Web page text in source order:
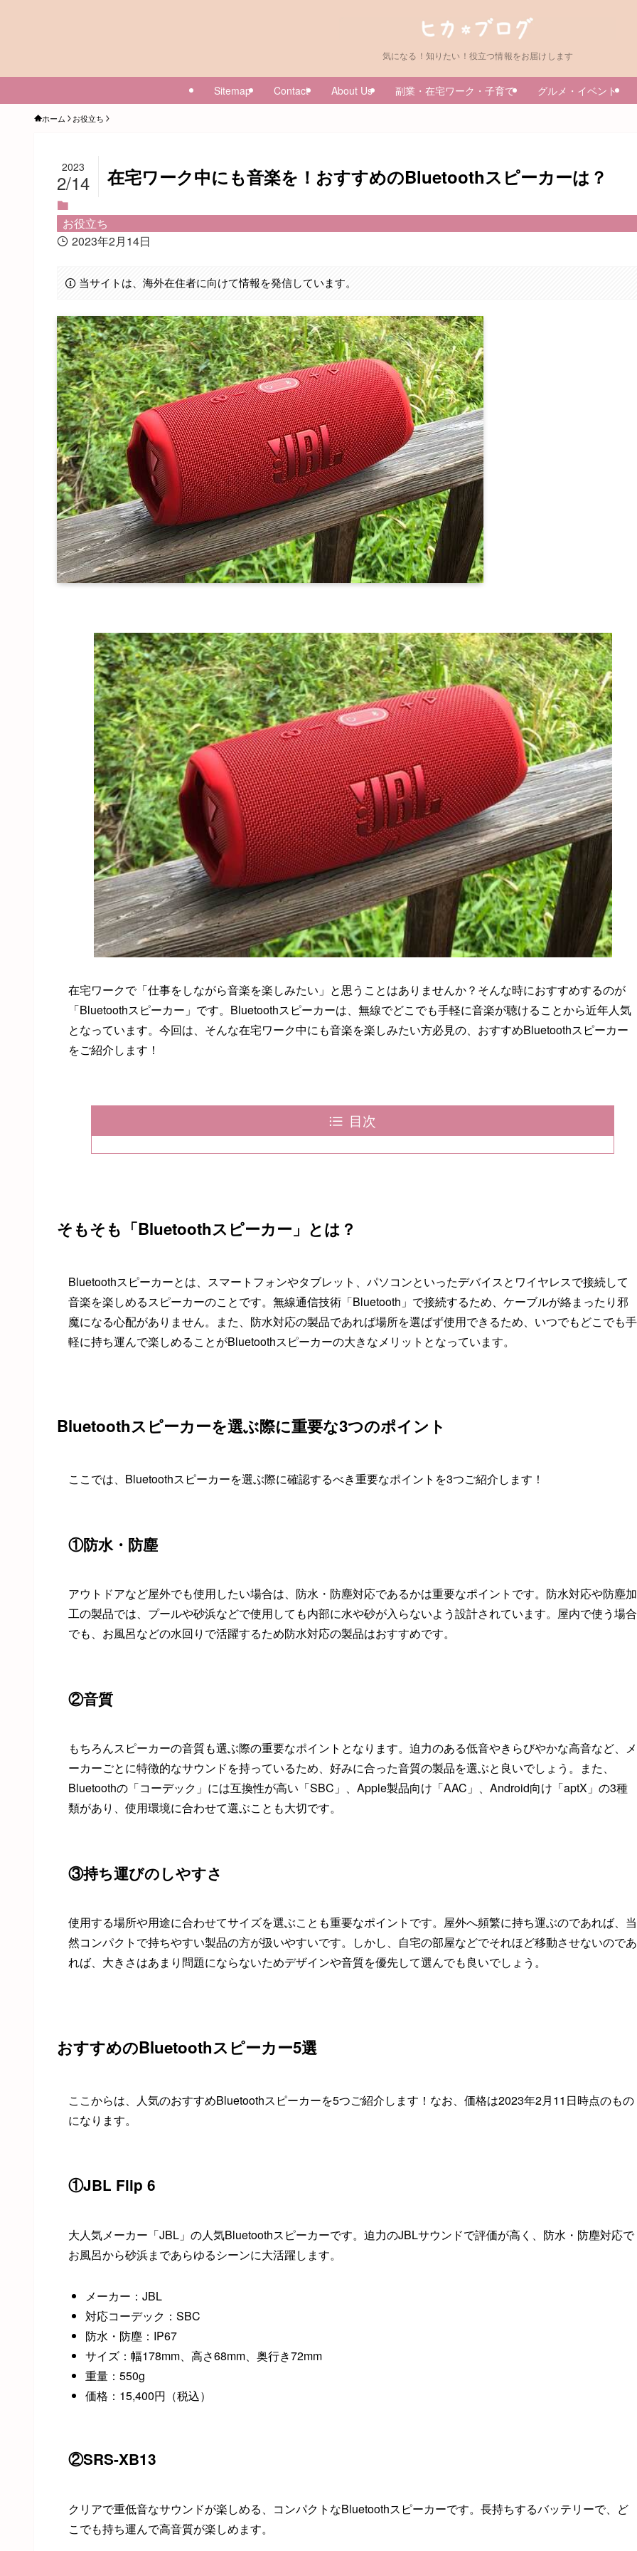
気になる！知りたい！役立つ情報をお届けします
Sitemap Contact About Us 副業・在宅ワーク・子育て グルメ・イベント
ホーム お役立ち
在宅ワーク中にも音楽を！おすすめのBluetoothスピーカーは？
2023
2/14
お役立ち
2023年2月14日
当サイトは、海外在住者に向けて情報を発信しています。
在宅ワークで「仕事をしながら音楽を楽しみたい」と思うことはありませんか？そんな時におすすめするのが
「Bluetoothスピーカー」です。Bluetoothスピーカーは、無線でどこでも手軽に音楽が聴けることから近年人気
となっています。今回は、そんな在宅ワーク中にも音楽を楽しみたい方必見の、おすすめBluetoothスピーカー
をご紹介します！
目次
そもそも「Bluetoothスピーカー」とは？
Bluetoothスピーカーとは、スマートフォンやタブレット、パソコンといったデバイスとワイヤレスで接続して
音楽を楽しめるスピーカーのことです。無線通信技術「Bluetooth」で接続するため、ケーブルが絡まったり邪
魔になる心配がありません。また、防水対応の製品であれば場所を選ばず使用できるため、いつでもどこでも手
軽に持ち運んで楽しめることがBluetoothスピーカーの大きなメリットとなっています。
Bluetoothスピーカーを選ぶ際に重要な3つのポイント
ここでは、Bluetoothスピーカーを選ぶ際に確認するべき重要なポイントを3つご紹介します！
①防水・防塵
アウトドアなど屋外でも使用したい場合は、防水・防塵対応であるかは重要なポイントです。防水対応や防塵加
工の製品では、プールや砂浜などで使用しても内部に水や砂が入らないよう設計されています。屋内で使う場合
でも、お風呂などの水回りで活躍するため防水対応の製品はおすすめです。
②音質
もちろんスピーカーの音質も選ぶ際の重要なポイントとなります。迫力のある低音やきらびやかな高音など、メ
ーカーごとに特徴的なサウンドを持っているため、好みに合った音質の製品を選ぶと良いでしょう。また、
Bluetoothの「コーデック」には互換性が高い「SBC」、Apple製品向け「AAC」、Android向け「aptX」の3種
類があり、使用環境に合わせて選ぶことも大切です。
③持ち運びのしやすさ
使用する場所や用途に合わせてサイズを選ぶことも重要なポイントです。屋外へ頻繁に持ち運ぶのであれば、当
然コンパクトで持ちやすい製品の方が扱いやすいです。しかし、自宅の部屋などでそれほど移動させないのであ
れば、大きさはあまり問題にならないためデザインや音質を優先して選んでも良いでしょう。
おすすめのBluetoothスピーカー5選
ここからは、人気のおすすめBluetoothスピーカーを5つご紹介します！なお、価格は2023年2月11日時点のもの
になります。
①JBL Flip 6
大人気メーカー「JBL」の人気Bluetoothスピーカーです。迫力のJBLサウンドで評価が高く、防水・防塵対応で
お風呂から砂浜まであらゆるシーンに大活躍します。
メーカー：JBL
対応コーデック：SBC
防水・防塵：IP67
サイズ：幅178mm、高さ68mm、奥行き72mm
重量：550g
価格：15,400円（税込）
②SRS-XB13
クリアで重低音なサウンドが楽しめる、コンパクトなBluetoothスピーカーです。長持ちするバッテリーで、ど
こでも持ち運んで高音質が楽しめます。